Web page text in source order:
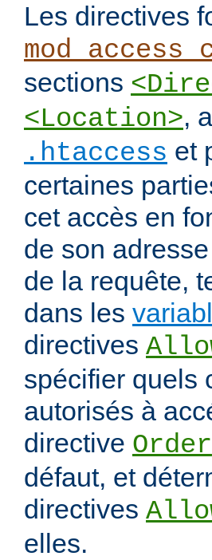
Les directives
sections
<Location>,
.htaccess et
certaines
cet accès en
de son
de la requête,
dans les
directives
spécifier quels
autorisés à
directive Order
défaut, et
directives
elles.